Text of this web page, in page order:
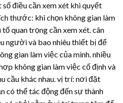
số điều cần xem xét khi quyết
thước: khi chọn không gian làm
quan trọng cần xem xét. cân
người và bao nhiêu thiết bị để
gian làm việc của mình. nhiều
không gian làm việc cố định và
cầu khác nhau. vị trí: nơi đặt
có thể tác động đến sự thành